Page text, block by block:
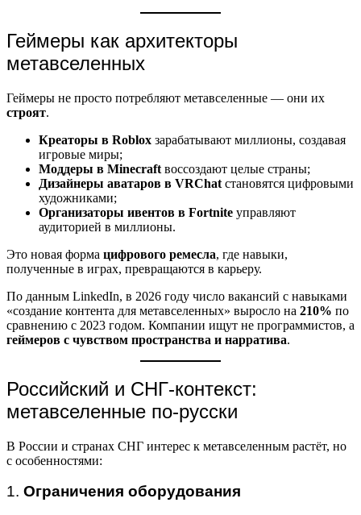
Геймеры как архитекторы
метавселенных
Геймеры не просто потребляют метавселенные — они их
строят.
Креаторы в Roblox зарабатывают миллионы, создавая
игровые миры;
Моддеры в Minecraft воссоздают целые страны;
Дизайнеры аватаров в VRChat становятся цифровыми
художниками;
Организаторы ивентов в Fortnite управляют
аудиторией в миллионы.
Это новая форма цифрового ремесла, где навыки,
полученные в играх, превращаются в карьеру.
По данным LinkedIn, в 2026 году число вакансий с навыками
«создание контента для метавселенных» выросло на 210% по
сравнению с 2023 годом. Компании ищут не программистов, а
геймеров с чувством пространства и нарратива.
Российский и СНГ-контекст:
метавселенные по-русски
В России и странах СНГ интерес к метавселенным растёт, но
с особенностями:
1. Ограничения оборудования